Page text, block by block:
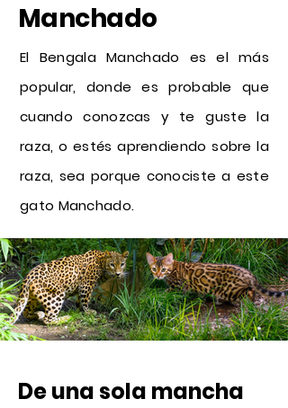
Manchado
El Bengala Manchado es el más
popular, donde es probable que
cuando conozcas y te guste la
raza, o estés aprendiendo sobre la
raza, sea porque conociste a este
gato Manchado.
De una sola mancha